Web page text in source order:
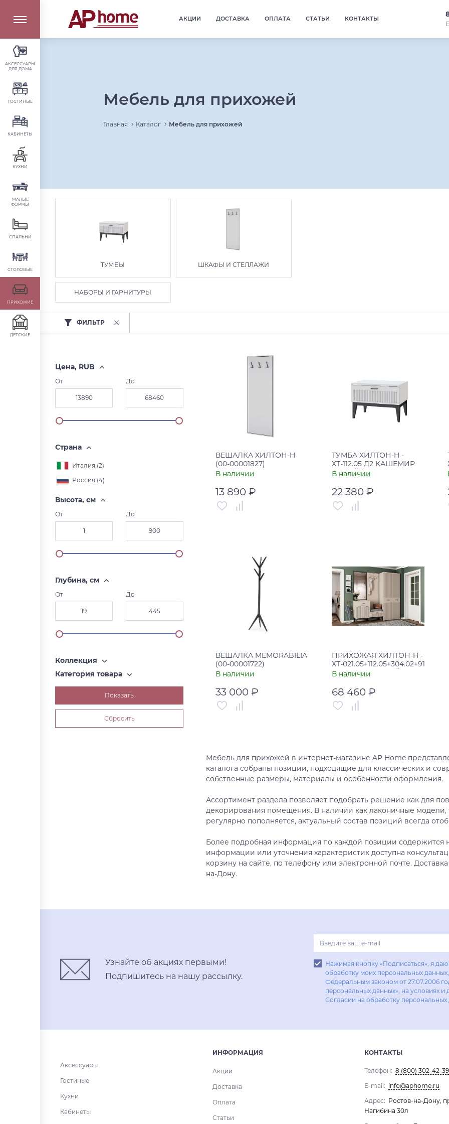
АКЦИИ ДОСТАВКА ОПЛАТА СТАТЬИ КОНТАКТЫ
АКСЕССУАРЫ
ДЛЯ ДОМА
ГОСТИНЫЕ
КАБИНЕТЫ
КУХНИ
МАЛЫЕ
ФОРМЫ
СПАЛЬНИ
СТОЛОВЫЕ
ПРИХОЖИЕ
ДЕТСКИЕ
Мебель для прихожей
Главная Каталог Мебель для прихожей
ТУМБЫ ШКАФЫ И СТЕЛЛАЖИ
НАБОРЫ И ГАРНИТУРЫ
ФИЛЬТР
Цена, RUB
От До
Страна
Италия (2)
Россия (4)
Высота, см
От До
Глубина, см
От До
Коллекция
Категория товара
ВЕШАЛКА ХИЛТОН-H
(00-00001827)
В наличии
13 890 ₽
В корзину
Купить в один клик
ТУМБА ХИЛТОН-H -
ХТ-112.05 Д2 КАШЕМИР
СЕРЫЙ ХИЛТОН-H (00-
В наличии
22 380 ₽
Купить в один клик
ВЕШАЛКА MEMORABILIA
(00-00001722)
В наличии
33 000 ₽
В корзину
Купить в один клик
ПРИХОЖАЯ ХИЛТОН-H -
ХТ-021.05+112.05+304.02+912.01
КАШЕМИР СЕРЫЙ
В наличии
68 460 ₽
В корзину
Купить в один клик
Мебель для прихожей в интернет-магазине AP Home
каталога собраны позиции, подходящие для классических и
собственные размеры, материалы и особенности оформления.
Ассортимент раздела позволяет подобрать решение как для
декорирования помещения. В наличии как лаконичные модели,
регулярно пополняется, актуальный состав позиций всегда
Более подробная информация по каждой позиции содержится
информации или уточнения характеристик доступна
корзину на сайте, по телефону или электронной почте.
на-Дону.
Узнайте об акциях первыми!
Подпишитесь на нашу рассылку.
Нажимая кнопку «Подписаться», я даю
обработку моих персональных данных,
Федеральным законом от 27.07.2006
персональных данных», на условиях и
Согласии на обработку персональных
Аксессуары
Гостиные
Кухни
Кабинеты
ИНФОРМАЦИЯ
Акции
Доставка
Оплата
Статьи
КОНТАКТЫ
Телефон: 8 (800) 302-42-39
E-mail: info@aphome.ru
Адрес: Ростов-на-Дону,
Нагибина 30л